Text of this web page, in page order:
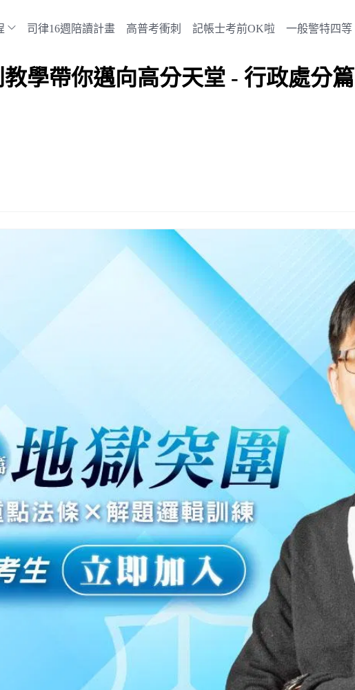
司律16週陪讀計畫 高普考衝刺 記帳士考前OK啦 一般警特四等
學帶你邁向高分天堂 - 行政處分篇